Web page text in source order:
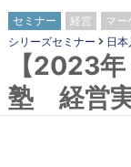
セミナー 経営 マー
シリーズセミナー 日
【2023
塾 経営